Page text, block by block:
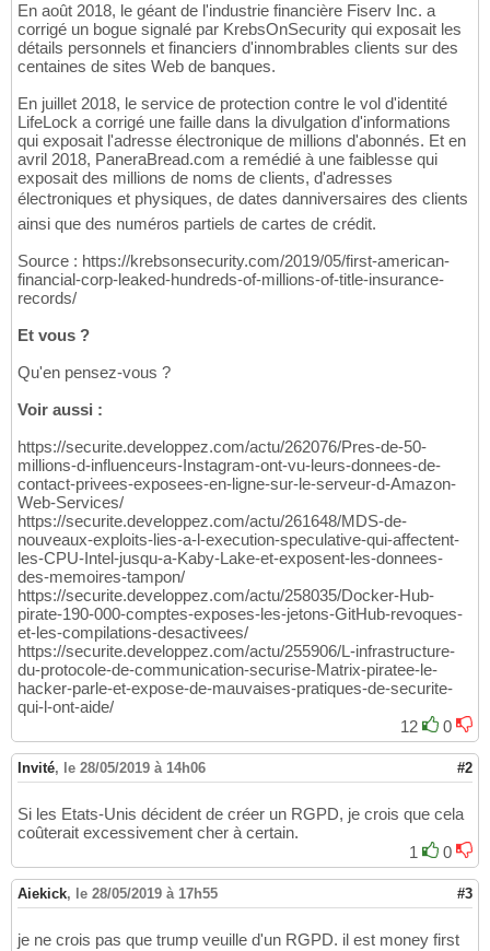
En août 2018, le géant de l'industrie financière Fiserv Inc. a
corrigé un bogue signalé par KrebsOnSecurity qui exposait les
détails personnels et financiers d'innombrables clients sur des
centaines de sites Web de banques.
En juillet 2018, le service de protection contre le vol d'identité
LifeLock a corrigé une faille dans la divulgation d'informations
qui exposait l'adresse électronique de millions d'abonnés. Et en
avril 2018, PaneraBread.com a remédié à une faiblesse qui
exposait des millions de noms de clients, d'adresses
électroniques et physiques, de dates danniversaires des clients
ainsi que des numéros partiels de cartes de crédit.
Source : https://krebsonsecurity.com/2019/05/first-american-
financial-corp-leaked-hundreds-of-millions-of-title-insurance-
records/
Et vous ?
Qu'en pensez-vous ?
Voir aussi :
https://securite.developpez.com/actu/262076/Pres-de-50-
millions-d-influenceurs-Instagram-ont-vu-leurs-donnees-de-
contact-privees-exposees-en-ligne-sur-le-serveur-d-Amazon-
Web-Services/
https://securite.developpez.com/actu/261648/MDS-de-
nouveaux-exploits-lies-a-l-execution-speculative-qui-affectent-
les-CPU-Intel-jusqu-a-Kaby-Lake-et-exposent-les-donnees-
des-memoires-tampon/
https://securite.developpez.com/actu/258035/Docker-Hub-
pirate-190-000-comptes-exposes-les-jetons-GitHub-revoques-
et-les-compilations-desactivees/
https://securite.developpez.com/actu/255906/L-infrastructure-
du-protocole-de-communication-securise-Matrix-piratee-le-
hacker-parle-et-expose-de-mauvaises-pratiques-de-securite-
qui-l-ont-aide/
12
0
Invité, le 28/05/2019 à 14h06 #2
Si les Etats-Unis décident de créer un RGPD, je crois que cela
coûterait excessivement cher à certain.
1
0
Aiekick, le 28/05/2019 à 17h55 #3
je ne crois pas que trump veuille d'un RGPD. il est money first